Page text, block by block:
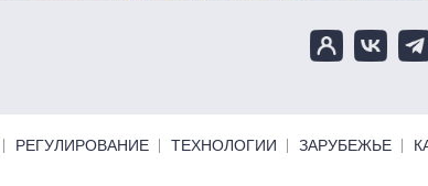
РЕГУЛИРОВАНИЕ ТЕХНОЛОГИИ ЗАРУБЕЖЬЕ